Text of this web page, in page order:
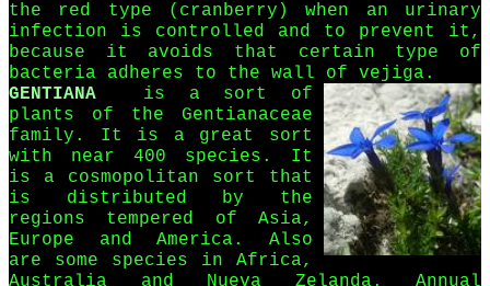
the red type (cranberry) when an urinary
infection is controlled and to prevent it,
because it avoids that certain type of
bacteria adheres to the wall of vejiga.
GENTIANA
is a sort of
plants of the Gentianaceae
family. It is a great sort
with near 400 species. It
is a cosmopolitan sort that
is distributed by the
regions tempered of Asia,
Europe and America. Also
are some species in Africa,
Australia and Nueva Zelanda. Annual